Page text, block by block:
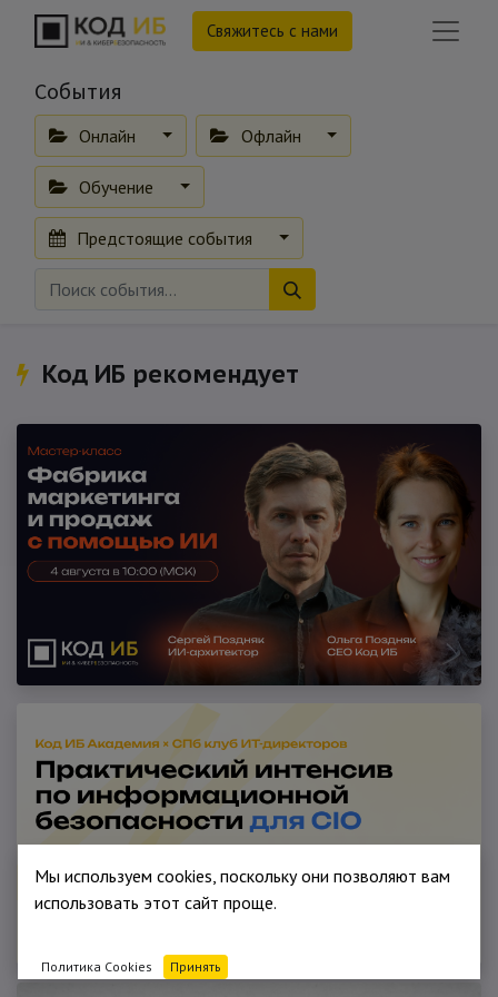
Свяжитесь с нами
События
Онлайн Офлайн
Обучение
Предстоящие события
Код ИБ рекомендует
Мы используем cookies, поскольку они позволяют вам
использовать этот сайт проще.
Политика Cookies Принять